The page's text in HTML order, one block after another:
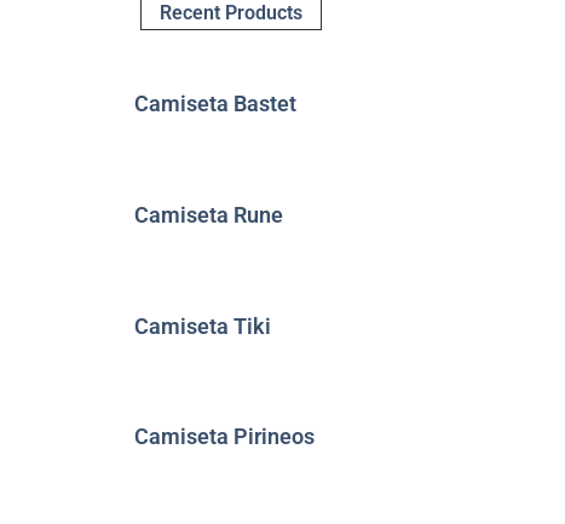
Recent Products
Camiseta Bastet
Camiseta Rune
Camiseta Tiki
Camiseta Pirineos